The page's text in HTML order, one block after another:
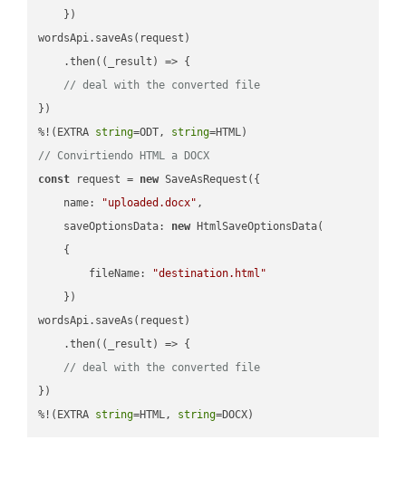
    })
wordsApi.saveAs(request)
    .then(
( _result ) => {
// deal with the converted file
})
%!(EXTRA string=ODT, string
// Convirtiendo HTML a DOCX
const request = new SaveAsRequest({
name: "uploaded.docx" ,
saveOptionsData: new HtmlSaveOptionsData(
    {
fileName:
"destination.html"
    })
wordsApi.saveAs(request)
    .then(
( _result ) => {
// deal with the converted file
})
%!(EXTRA string=HTML, string=DOCX)